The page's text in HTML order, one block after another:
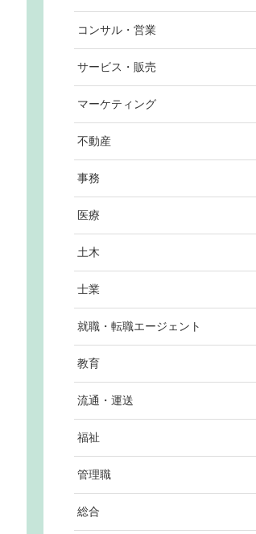
コンサル・営業
サービス・販売
マーケティング
不動産
事務
医療
土木
士業
就職・転職エージェント
教育
流通・運送
福祉
管理職
総合